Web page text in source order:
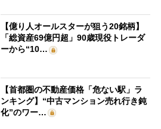
【億り人オールスターが狙う20銘柄】
「総資産69億円超」90歳現役トレーダ
ーから“10…
【首都圏の不動産価格「危ない駅」ラ
ンキング】“中古マンション売れ行き鈍
化”のワー…